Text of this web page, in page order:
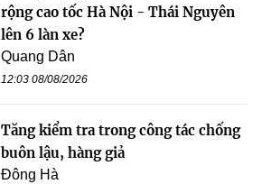
rộng cao tốc Hà Nội - Thái Nguyên
lên 6 làn xe?
Quang Dân
12:03 08/08/2026
Tăng kiểm tra trong công tác chống
buôn lậu, hàng giả
Đông Hà